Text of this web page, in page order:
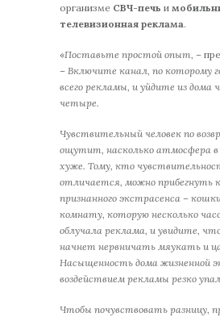
организме СВЧ-печь и
телевизионная реклама.
«Поставьте простой опыт, –
– Включите канал, по которому
всего рекламы, и уйдите из дома
четыре.
Чувствительный человек по
ощутит, насколько атмосфера
хуже. Тому, кто
отличается, можно прибегнуть
признанного экстрасенса –
комнату, которую несколько
облучала реклама, и увидите,
начнет нервничать мяукать и
Насыщенность дома жизненной
воздействием рекламы резко
Чтобы почувствовать разницу,